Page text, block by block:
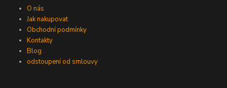
O nás
Jak nakupovat
Obchodní podmínky
Kontakty
Blog
odstoupení od smlouvy